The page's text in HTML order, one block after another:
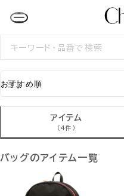
検
アイテム
(4件)
バッグのアイテム一覧